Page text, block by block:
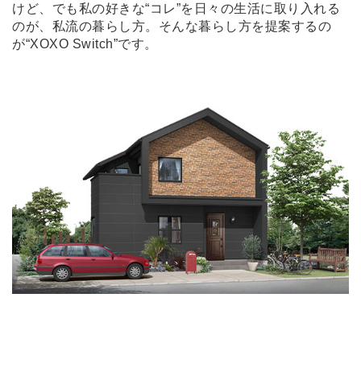
けど、でも私の好きな“コレ”を⽇々の⽣活に取り⼊れる
のが、私流の暮らし⽅。そんな暮らし⽅を提案するの
が“XOXO Switch”です。